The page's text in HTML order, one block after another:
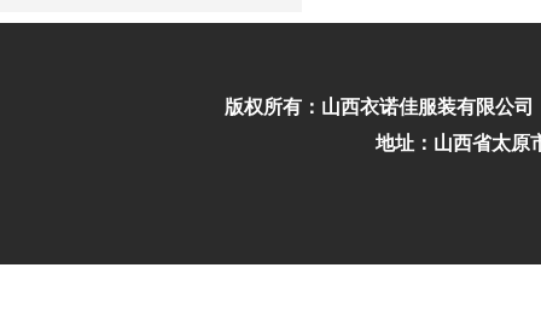
版权所有： 山西衣诺佳服装有限公司
地址：山西省太原